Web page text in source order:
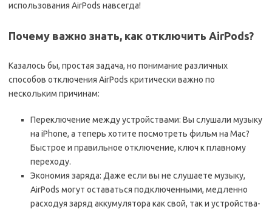
использования AirPods навсегда!
Почему важно знать, как отключить AirPods?
Казалось бы, простая задача, но понимание различных
способов отключения AirPods критически важно по
нескольким причинам:
Переключение между устройствами: Вы слушали музыку
на iPhone, а теперь хотите посмотреть фильм на Mac?
Быстрое и правильное отключение, ключ к плавному
переходу.
Экономия заряда: Даже если вы не слушаете музыку,
AirPods могут оставаться подключенными, медленно
расходуя заряд аккумулятора как свой, так и устройства-